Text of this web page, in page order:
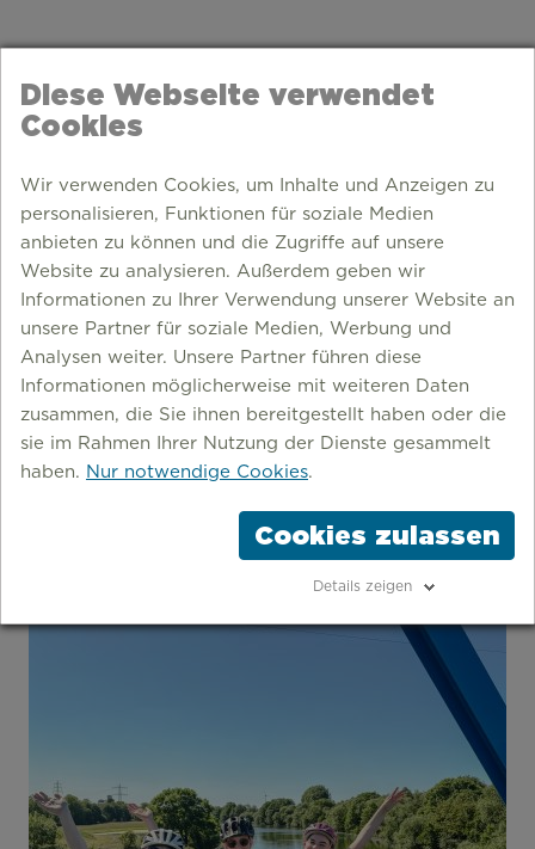
Diese Webseite verwendet
Cookies
Wir verwenden Cookies, um Inhalte und Anzeigen zu
personalisieren, Funktionen für soziale Medien
anbieten zu können und die Zugriffe auf unsere
Website zu analysieren. Außerdem geben wir
Informationen zu Ihrer Verwendung unserer Website an
unsere Partner für soziale Medien, Werbung und
Analysen weiter. Unsere Partner führen diese
Informationen möglicherweise mit weiteren Daten
zusammen, die Sie ihnen bereitgestellt haben oder die
sie im Rahmen Ihrer Nutzung der Dienste gesammelt
haben. Nur notwendige Cookies.
Cookies zulassen
Details zeigen
FAHRRADTOUR